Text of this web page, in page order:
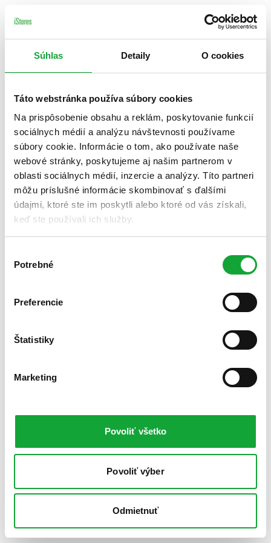
Súhlas Detaily O cookies
Táto webstránka používa súbory cookies
Na prispôsobenie obsahu a reklám, poskytovanie funkcií
sociálnych médií a analýzu návštevnosti používame
súbory cookie. Informácie o tom, ako používate naše
webové stránky, poskytujeme aj našim partnerom v
oblasti sociálnych médií, inzercie a analýzy. Títo partneri
môžu príslušné informácie skombinovať s ďalšími
údajmi, ktoré ste im poskytli alebo ktoré od vás získali,
keď ste používali ich služby.
súhlasu
Potrebné
Preferencie
Štatistiky
Marketing
Povoliť všetko
Povoliť výber
Odmietnuť